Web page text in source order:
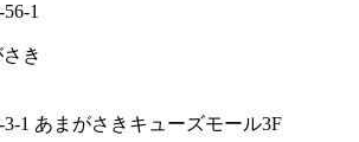
1
き
1 あまがさきキューズモール3F